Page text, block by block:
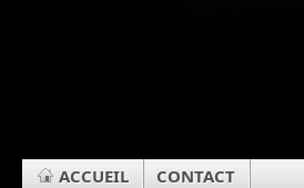
ACCUEIL CONTACT